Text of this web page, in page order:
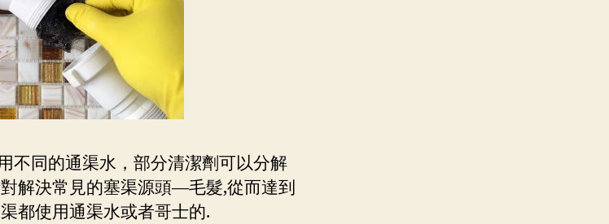
不同的通渠水，部分清潔劑可以分解
解決常見的塞渠源頭—毛髮,從而達到
都使用通渠水或者哥士的.